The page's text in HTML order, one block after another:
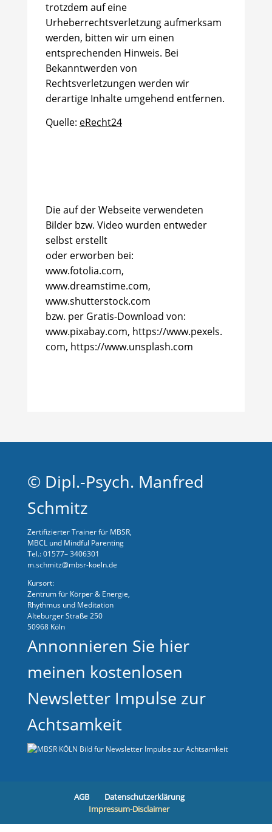
trotzdem auf eine
Urheberrechtsverletzung aufmerksam
werden, bitten wir um einen
entsprechenden Hinweis. Bei
Bekanntwerden von
Rechtsverletzungen werden wir
derartige Inhalte umgehend entfernen.
Quelle: eRecht24
Die auf der Webseite verwendeten
Bilder bzw. Video wurden entweder
selbst erstellt
oder erworben bei:
www.fotolia.com,
www.dreamstime.com,
www.shutterstock.com
bzw. per Gratis-Download von:
www.pixabay.com, https://www.pexels.
com, https://www.unsplash.com
© Dipl.-Psych. Manfred
Schmitz
Zertifizierter Trainer für MBSR,
MBCL und Mindful Parenting
Tel.: 01577– 3406301
m.schmitz@mbsr-koeln.de
Kursort:
Zentrum für Körper & Energie,
Rhythmus und Meditation
Alteburger Straße 250
50968 Köln
Annonnieren Sie hier
meinen kostenlosen
Newsletter Impulse zur
Achtsamkeit
AGB
Datenschutzerklärung
Impressum-Disclaimer